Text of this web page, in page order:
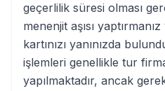
geçerlilik süresi olması
menenjit aşısı
kartınızı yanınızda
işlemleri genellikle tur
yapılmaktadır, ancak